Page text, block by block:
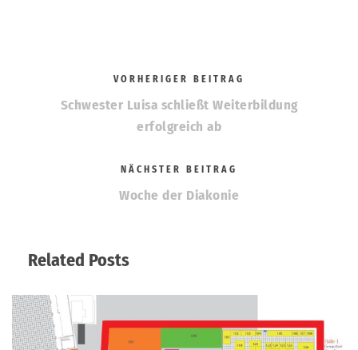
VORHERIGER BEITRAG
Schwester Luisa schließt Weiterbildung
erfolgreich ab
NÄCHSTER BEITRAG
Woche der Diakonie
Related Posts